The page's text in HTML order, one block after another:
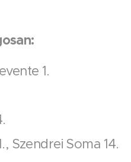
1.
Szendrei Soma 14.